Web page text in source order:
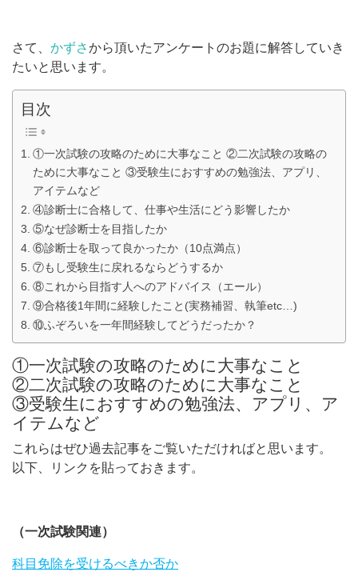
さて、 かずさから頂いたアンケートのお題に解答していき
たいと思います。
目次
①一次試験の攻略のために大事なこと ②二次試験の攻略の
ために大事なこと ③受験生におすすめの勉強法、アプリ、
アイテムなど
④診断士に合格して、仕事や生活にどう影響したか
⑤なぜ診断士を目指したか
⑥診断士を取って良かったか（10点満点）
⑦もし受験生に戻れるならどうするか
⑧これから目指す人へのアドバイス（エール）
⑨合格後1年間に経験したこと(実務補習、執筆etc…)
⑩ふぞろいを一年間経験してどうだったか？
①一次試験の攻略のために大事なこと
②二次試験の攻略のために大事なこと
③受験生におすすめの勉強法、アプリ、ア
イテムなど
これらはぜひ過去記事をご覧いただければと思います。
以下、リンクを貼っておきます。
（一次試験関連）
科目免除を受けるべきか否か